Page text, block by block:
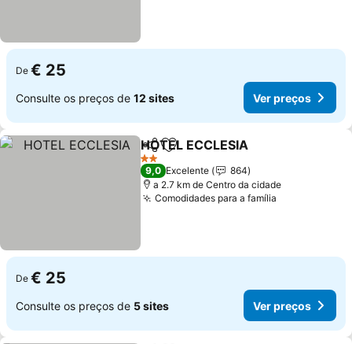
De € 25
Consulte os preços de 12 sites Ver preços
PartilharAdicionar aos favoritos
HOTEL ECCLESIA
2 Estrelas
9,0 Excelente
864
a 2.7 km de Centro da cidade
Comodidades para a família
De € 25
Consulte os preços de 5 sites Ver preços